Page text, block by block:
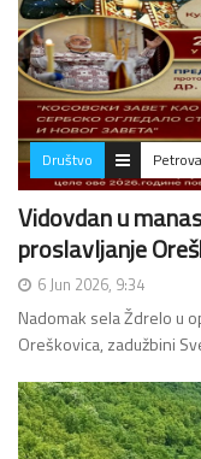
Društvo
Vidovdan u
proslavljanje
6 Jun 2026, 9:34
Nadomak sela Ždrelo u
Oreškovica, zadužbini